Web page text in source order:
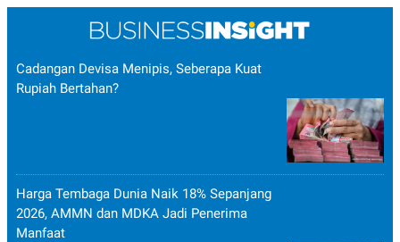
Cadangan Devisa Menipis, Seberapa Kuat
Rupiah Bertahan?
Harga Tembaga Dunia Naik 18% Sepanjang
2026, AMMN dan MDKA Jadi Penerima
Manfaat